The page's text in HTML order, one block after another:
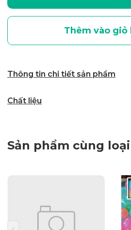
Thêm vào giỏ
Thông tin chi tiết sản phẩm
Chất liệu
Sản phẩm cùng loại